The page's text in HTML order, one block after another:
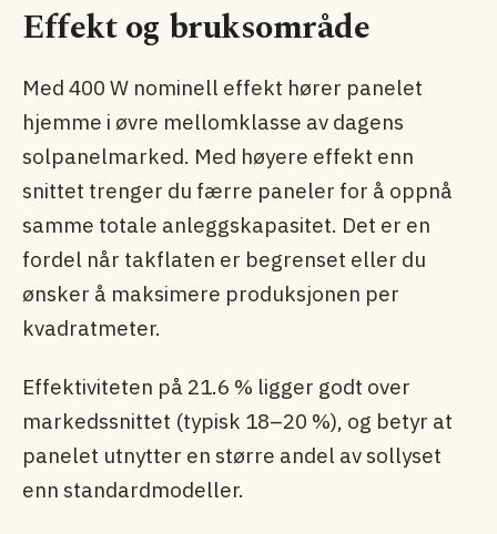
Effekt og bruksområde
Med 400 W nominell effekt hører panelet
hjemme i øvre mellomklasse av dagens
solpanel­marked. Med høyere effekt enn
snittet trenger du færre paneler for å oppnå
samme totale anleggskapasitet. Det er en
fordel når takflaten er begrenset eller du
ønsker å maksimere produksjonen per
kvadratmeter.
Effektiviteten på 21.6 % ligger godt over
markedssnittet (typisk 18–20 %), og betyr at
panelet utnytter en større andel av sollyset
enn standardmodeller.